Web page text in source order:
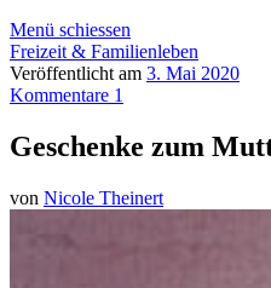
Menü schiessen
Freizeit & Familienleben
Veröffentlicht am 3. Mai 2020
Kommentare 1
Geschenke zum
von Nicole Theinert